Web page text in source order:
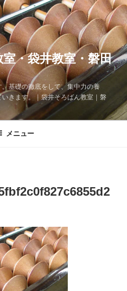
・袋井教室・磐田
基礎の徹底をして、集中力の養
きます。｜袋井そろばん教室｜磐
メニュー